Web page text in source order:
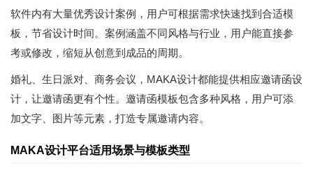
软件内有大量优秀设计案例，用户可根据需求快速找到合适模
板，节省设计时间。案例涵盖不同风格与行业，用户能直接参
考或修改，缩短从创意到成品的周期。
婚礼、生日派对、商务会议，MAKA设计都能提供相应邀请函设
计，让邀请函更有个性。邀请函模板包含多种风格，用户可添
加文字、图片等元素，打造专属邀请内容。
MAKA设计平台适用场景与模板类型